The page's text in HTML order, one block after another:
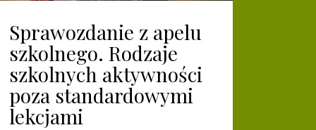
Sprawozdanie z apelu
szkolnego. Rodzaje
szkolnych aktywności
poza standardowymi
lekcjami